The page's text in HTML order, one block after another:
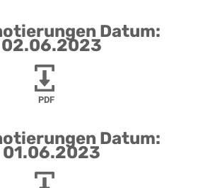
Datum:
02.06.2023
PDF
Datum:
01.06.2023